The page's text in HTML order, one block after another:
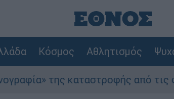
Κόσμος Αθλητισμός
της καταστροφής από τις φωτιές